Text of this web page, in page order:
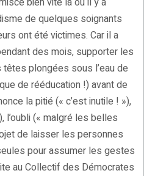
de quelques soignants
ont été victimes. Car il a
des mois, supporter les
plongées sous l’eau de
de rééducation !) avant de
la pitié (« c’est inutile ! »),
l’oubli (« malgré les belles
de laisser les personnes
pour assumer les gestes
au Collectif des Démocrates